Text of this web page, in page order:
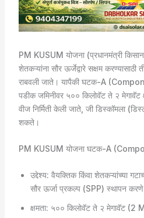
PM KUSUM योजना (प्रधानमंत्री किसान
शेतकऱ्यांना सौर ऊर्जेद्वारे सक्षम
राबवली जाते। यापैकी घटक-A
पडीक जमिनीवर ५०० किलोवॅट ते २ मेगावॅट
वीज निर्मिती केली जाते, जी डिस्कॉमला
शकते।
PM KUSUM योजना घटक-A
उद्देश्य: वैयक्तिक किंवा शेतकऱ्यांच्या
सौर ऊर्जा प्रकल्प (SPP) स्थापन
क्षमता: ५०० किलोवॅट ते २ मेगावॅट (2